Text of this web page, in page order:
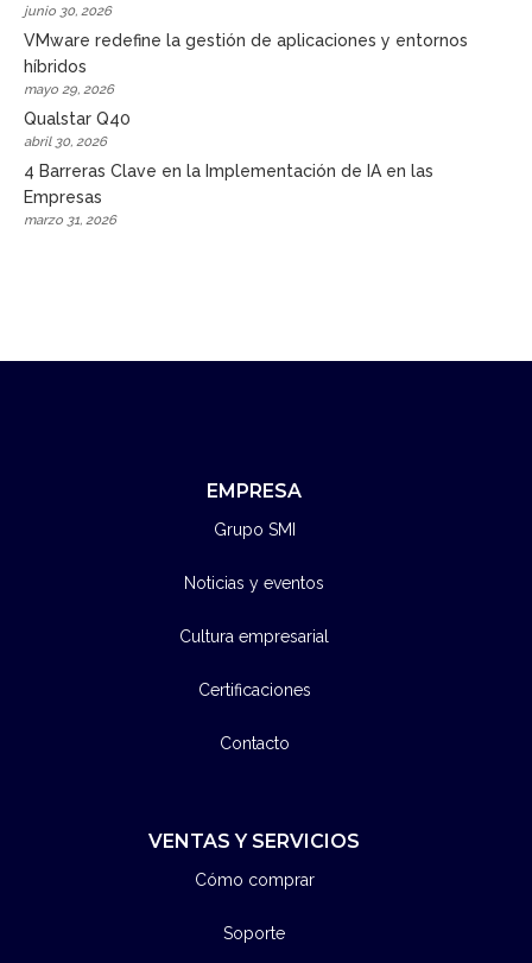
junio 30, 2026
VMware redefine la gestión de aplicaciones y entornos
híbridos
mayo 29, 2026
Qualstar Q40
abril 30, 2026
4 Barreras Clave en la Implementación de IA en las
Empresas
marzo 31, 2026
EMPRESA
Grupo SMI
Noticias y eventos
Cultura empresarial
Certificaciones
Contacto
VENTAS Y SERVICIOS
Cómo comprar
Soporte